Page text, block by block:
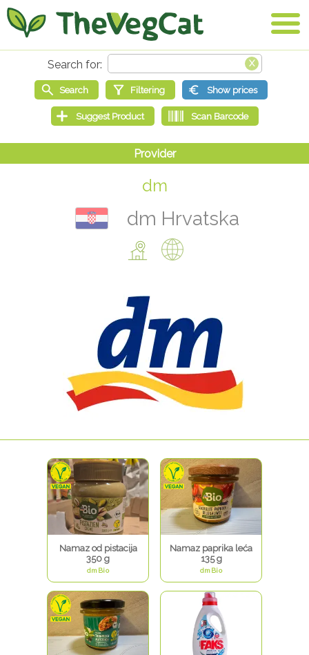
dm
dm Hrvatska
Namaz od pistacija
350 g
dmBio
Namaz paprika leća
135 g
dmBio